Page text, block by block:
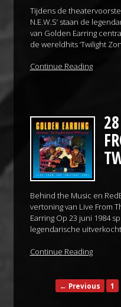
Tijdens de
N.E.W.S’ staan de
van Golden Earring
de wereldhits ‘Twilight
Continue Reading
Behind the Music en
vertoning van Live From
Earring Op 23 juni 1984
legendarische
Continue Reading
← Previous 1